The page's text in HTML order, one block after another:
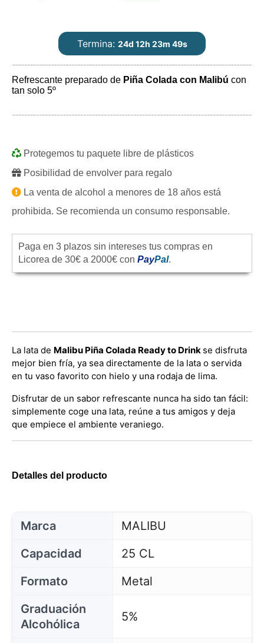
Termina: 24d 12h 23m 48s
Refrescante preparado de Piña Colada con Malibú con
tan solo 5º
Protegemos tu paquete libre de plásticos
Posibilidad de envolver para regalo
La venta de alcohol a menores de 18 años está
prohibida. Se recomienda un consumo responsable.
Paga en 3 plazos sin intereses tus compras en
Licorea de 30€ a 2000€ con PayPal.
La lata de Malibu Piña Colada Ready to Drink se disfruta
mejor bien fría, ya sea directamente de la lata o servida
en tu vaso favorito con hielo y una rodaja de lima.
Disfrutar de un sabor refrescante nunca ha sido tan fácil:
simplemente coge una lata, reúne a tus amigos y deja
que empiece el ambiente veraniego.
Detalles del producto
Marca
MALIBU
Capacidad
25 CL
Formato
Metal
Graduación
Alcohólica
5%